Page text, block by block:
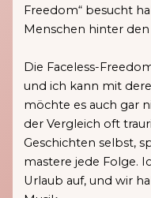
Freedom“ besucht
Menschen hinter
Die Faceless-
und ich kann mit
möchte es auch gar
der Vergleich oft
Geschichten selbst,
mastere jede Folge.
Urlaub auf, und wir